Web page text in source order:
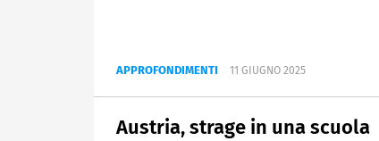
APPROFONDIMENTI 11 GIUGNO 2025
Austria, strage in una scuola